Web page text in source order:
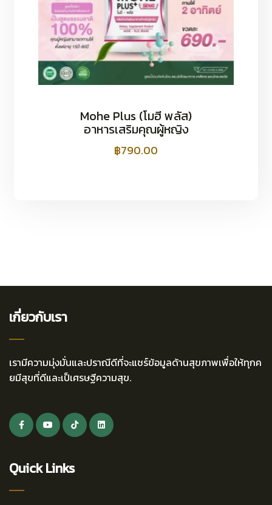
Mohe Plus (โมฮี พลัส)
อาหารเสริมคุณผู้หญิง
฿790.00
เกี่ยวกับเรา
เรามีความมุ่งมั่นและปราณีดีที่จะแชร์ข้อมูลด้านสุขภาพเพื่อให้ทุกค
ยมีสุขที่ดีและเป็เศรษฐีความสุข.
Quick Links